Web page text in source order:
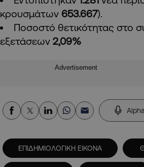
κρουσμάτων 653.667).
Ποσοστό θετικότητας στο
εξετάσεων 2,09%
Advertisement
ΕΠΙΔΗΜΙΟΛΟΓΙΚΗ ΕΙΚΟΝΑ